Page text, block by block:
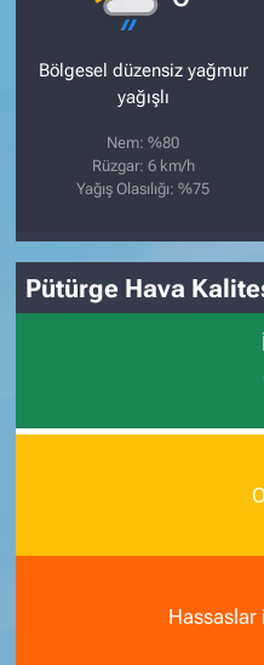
Bölgesel düzensiz yağmur
yağışlı
Nem: %80
Rüzgar: 6 km/h
Yağış Olasılığı: %75
Pütürge Hava
Hassaslar